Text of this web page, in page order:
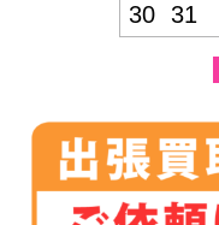
30
31